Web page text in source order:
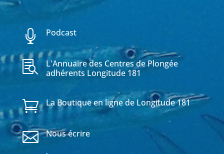
 Podcast

L'Annuaire des Centres de Plongée
adhérents Longitude 181
 La Boutique en ligne de Longitude 181
 Nous écrire